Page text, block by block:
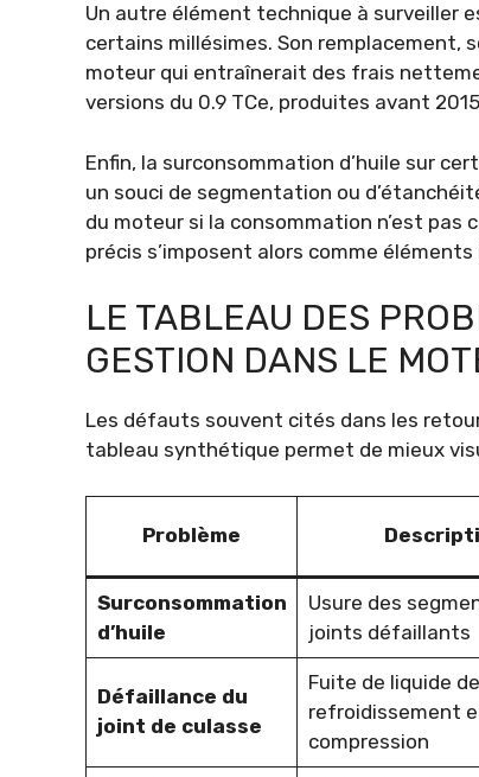
Un autre élément technique à surveiller
certains millésimes. Son
moteur qui entraînerait des frais
versions du 0.9 TCe, produites avant
Enfin, la surconsommation d’huile sur
un souci de segmentation ou
du moteur si la consommation n’est
précis s’imposent alors comme
LE TABLEAU DES
GESTION DANS LE
Les défauts souvent cités dans les
tableau synthétique permet de mieux
Problème
Surconsommation
d’huile
Usure des
joints défaillants
Défaillance du
joint de culasse
Fuite de liquide de
refroidissement
compression